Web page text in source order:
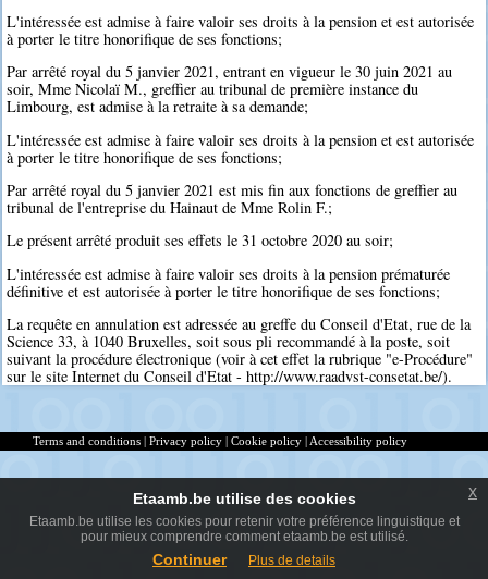
L'intéressée est admise à faire valoir ses droits à la pension et est autorisée
à porter le titre honorifique de ses fonctions;
Par arrêté royal du 5 janvier 2021, entrant en vigueur le 30 juin 2021 au
soir, Mme Nicolaï M., greffier au tribunal de première instance du
Limbourg, est admise à la retraite à sa demande;
L'intéressée est admise à faire valoir ses droits à la pension et est autorisée
à porter le titre honorifique de ses fonctions;
Par arrêté royal du 5 janvier 2021 est mis fin aux fonctions de greffier au
tribunal de l'entreprise du Hainaut de Mme Rolin F.;
Le présent arrêté produit ses effets le 31 octobre 2020 au soir;
L'intéressée est admise à faire valoir ses droits à la pension prématurée
définitive et est autorisée à porter le titre honorifique de ses fonctions;
La requête en annulation est adressée au greffe du Conseil d'Etat, rue de la
Science 33, à 1040 Bruxelles, soit sous pli recommandé à la poste, soit
suivant la procédure électronique (voir à cet effet la rubrique "e-Procédure"
sur le site Internet du Conseil d'Etat - http://www.raadvst-consetat.be/).
Terms and conditions | Privacy policy | Cookie policy | Accessibility policy
Etaamb.be utilise des cookies
Etaamb.be utilise les cookies pour retenir votre préférence linguistique et
pour mieux comprendre comment etaamb.be est utilisé.
Continuer Plus de details
x